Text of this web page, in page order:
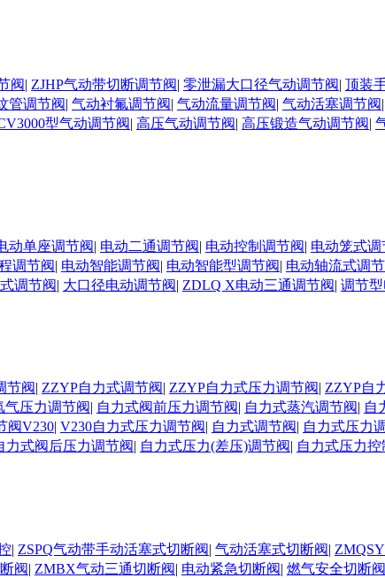
阀| ZJHP气动带切断调节阀| 零泄漏大口径气动调节阀| 顶装
管调节阀| 气动衬氟调节阀| 气动流量调节阀| 气动活塞调节阀|
型气动调节阀| 高压气动调节阀| 高压锻造气动调节阀|
动单座调节阀| 电动二通调节阀| 电动控制调节阀| 电动笼式调
调节阀| 电动智能调节阀| 电动智能型调节阀| 电动轴流式调
调节阀| 大口径电动调节阀| ZDLQ X电动三通调节阀| 调节
节阀| ZZYP自力式调节阀| ZZYP自力式压力调节阀| ZZYP自
气压力调节阀| 自力式阀前压力调节阀| 自力式蒸汽调节阀| 自
阀V230| V230自力式压力调节阀| 自力式调节阀| 自力式压力
力式阀后压力调节阀| 自力式压力(差压)调节阀| 自力式压力控
| ZSPQ气动带手动活塞式切断阀| 气动活塞式切断阀|
阀| ZMBX气动三通切断阀| 电动紧急切断阀| 燃气安全切断阀